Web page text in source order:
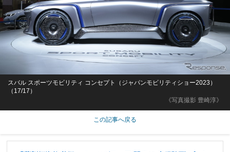
《写真撮影 豊崎淳》
スバル スポーツモビリティ コンセプト（ジャパンモビリティショー2023）
（17/17）
この記事へ戻る